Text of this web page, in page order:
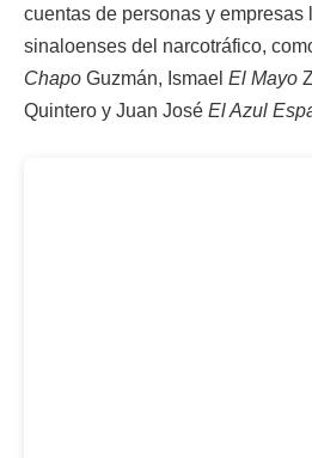
cuentas de personas y empresas
sinaloenses del narcotráfico,
Chapo Guzmán, Ismael El Mayo
Quintero y Juan José El Azul